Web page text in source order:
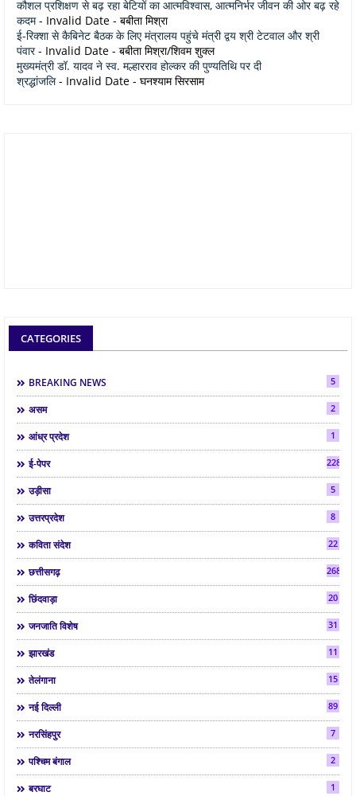
कौशल प्रशिक्षण से बढ़ रहा बेटियों का आत्मविश्वास, आत्मनिर्भर जीवन की ओर बढ़ रहे
कदम- Invalid Date - बबीता मिश्रा
ई-रिक्शा से कैबिनेट बैठक के लिए मंत्रालय पहुंचे मंत्री द्वय श्री टेटवाल और श्री
पंवार- Invalid Date - बबीता मिश्रा/शिवम शुक्ल
मुख्यमंत्री डॉ. यादव ने स्व. मल्हारराव होल्कर की पुण्यतिथि पर दी
श्रद्धांजलि- Invalid Date - घनश्याम सिरसाम
CATEGORIES
BREAKING NEWS 5
असम 2
आंध्र प्रदेश 1
ई-पेपर 2286
उड़ीसा 5
उत्तरप्रदेश 8
कविता संदेश 22
छत्तीसगढ़ 268
छिंदवाड़ा 20
जनजाति विशेष 31
झारखंड 11
तेलंगाना 15
नई दिल्ली 89
नरसिंहपुर 7
पश्चिम बंगाल 2
बरघाट 1